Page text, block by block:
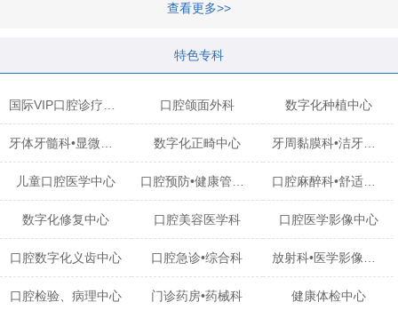
查看更多>>
特色专科
口腔颌面外科 数字化种植中心
数字化正畸中心 牙周黏膜科•洁牙中心
儿童口腔医学中心 口腔麻醉科•舒适化诊疗中心
数字化修复中心 口腔美容医学科 口腔医学影像中心
口腔数字化义齿中心 口腔急诊•综合科
口腔检验、病理中心 门诊药房•药械科 健康体检中心